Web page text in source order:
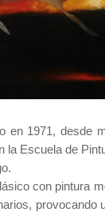
en 1971, desde
Escuela de
con pintura
provocando